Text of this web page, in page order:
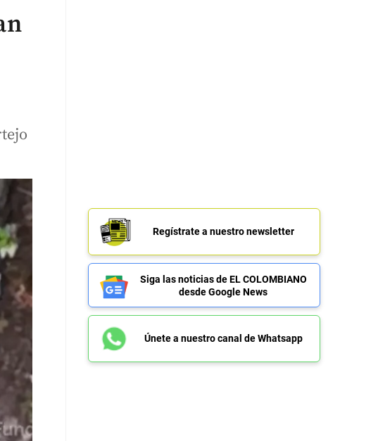
Regístrate a nuestro newsletter
Siga las noticias de EL COLOMBIANO
desde Google News
Únete a nuestro canal de Whatsapp